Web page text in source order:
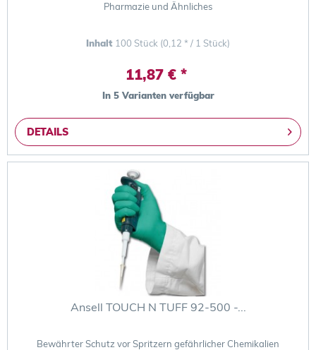
Pharmazie und Ähnliches
Inhalt 100 Stück (0,12 * / 1 Stück)
11,87 € *
In 5 Varianten verfügbar
DETAILS
Ansell TOUCH N TUFF 92-500 -...
Bewährter Schutz vor Spritzern gefährlicher Chemikalien